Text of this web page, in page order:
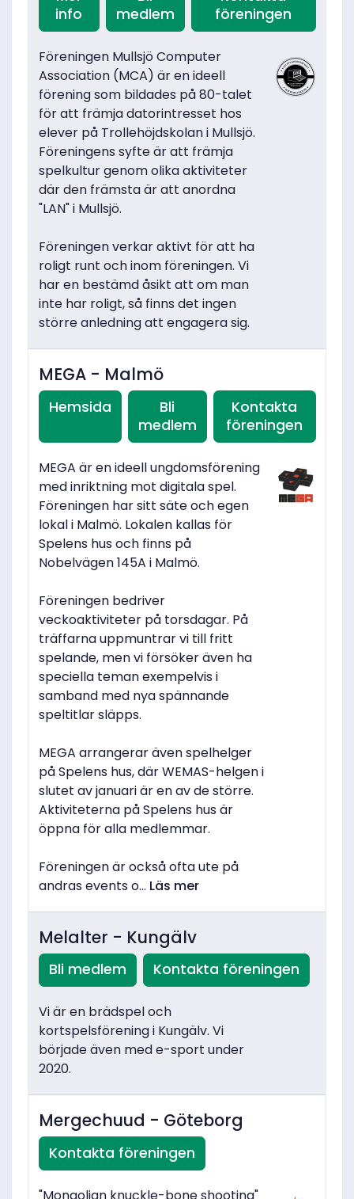
info
medlem
föreningen
Föreningen Mullsjö Computer
Association (MCA) är en ideell
förening som bildades på 80-talet
för att främja datorintresset hos
elever på Trollehöjdskolan i Mullsjö.
Föreningens syfte är att främja
spelkultur genom olika aktiviteter
där den främsta är att anordna
"LAN" i Mullsjö.
Föreningen verkar aktivt för att ha
roligt runt och inom föreningen. Vi
har en bestämd åsikt att om man
inte har roligt, så finns det ingen
större anledning att engagera sig.
MEGA - Malmö
Hemsida
Bli
medlem
Kontakta
föreningen
MEGA är en ideell ungdomsförening
med inriktning mot digitala spel.
Föreningen har sitt säte och egen
lokal i Malmö. Lokalen kallas för
Spelens hus och finns på
Nobelvägen 145A i Malmö.
Föreningen bedriver
veckoaktiviteter på torsdagar. På
träffarna uppmuntrar vi till fritt
spelande, men vi försöker även ha
speciella teman exempelvis i
samband med nya spännande
speltitlar släpps.
MEGA arrangerar även spelhelger
på Spelens hus, där WEMAS-helgen i
slutet av januari är en av de större.
Aktiviteterna på Spelens hus är
öppna för alla medlemmar.
Föreningen är också ofta ute på
andras events o... Läs mer
Melalter - Kungälv
Bli medlem Kontakta föreningen
Vi är en brädspel och
kortspelsförening i Kungälv. Vi
började även med e-sport under
2020.
Mergechuud - Göteborg
Kontakta föreningen
"Mongolian knuckle-bone shooting"